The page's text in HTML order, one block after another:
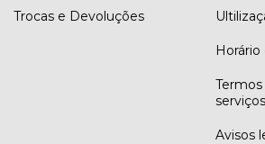
Trocas e Devoluções
serviços
Avisos